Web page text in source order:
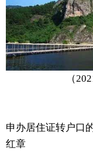
（
申办居住证转户口
红章